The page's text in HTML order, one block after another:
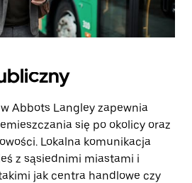
Abbots Langley zapewnia
się po okolicy oraz
Lokalna komunikacja
z sąsiednimi miastami i
jak centra handlowe czy